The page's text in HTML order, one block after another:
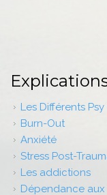
Les Différents Psy
Burn-Out
Anxiété
Stress Post-
Les addictions
Dépendance